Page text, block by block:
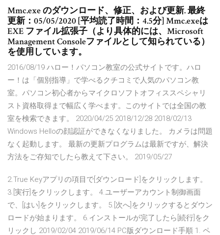
Mmc.exe のダウンロード、修正、および更新. 最終
更新：05/05/2020 [平均読了時間：4.5分] Mmc.exeは
EXE ファイル拡張子（より具体的には、Microsoft
Management Consoleファイルとして知られている）
を使用しています。
2016/08/19 ハロー！パソコン教室の公式サイトです。ハロ
ー！は「個別指導」で学べるクチコミで人気のパソコン教
室。パソコン初心者からマイクロソフトオフィススペシャリ
スト資格取得まで幅広く学べます。このサイトでは全国の教
室を検索できます。 2020/04/25 2018/12/28 2018/02/13
Windows Helloの顔認証ができなくなりました。 カメラは問題
なく起動します。 最新の更新プログラムは最新ですが、解決
方法をご存知でしたら教えて下さい。 2019/05/27
2.True Keyアプリの項目で[ダウンロード]をクリックします。
3.[実行]をクリックします。 4.ユーザーアカウント制御画面
で、[はい]をクリックします。 5.[次へ]をクリックするとダウン
ロードが始まります。 6.インストールが完了したら[続行]をク
リックし 2019/02/04 2019/06/14 PC版ダウンロード手順 1. ペ